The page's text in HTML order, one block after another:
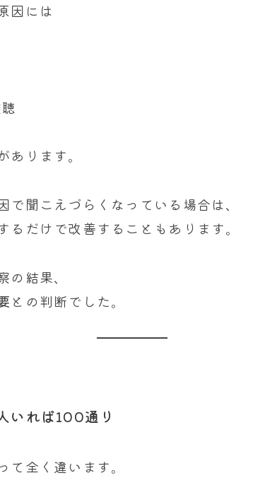
因には
あります。
で聞こえづらくなっている場合は、
るだけで改善することもあります。
結果、
との判断でした。
いれば100通り
て全く違います。